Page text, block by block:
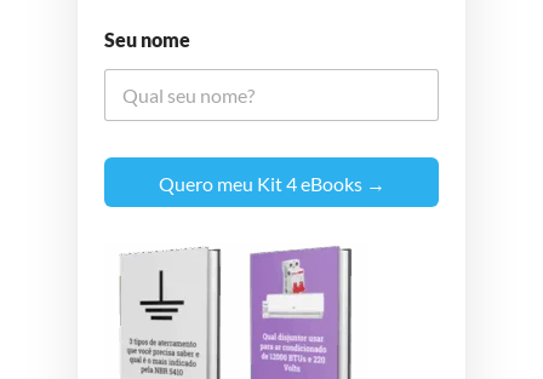
Seu nome
Quero meu Kit 4 eBooks →